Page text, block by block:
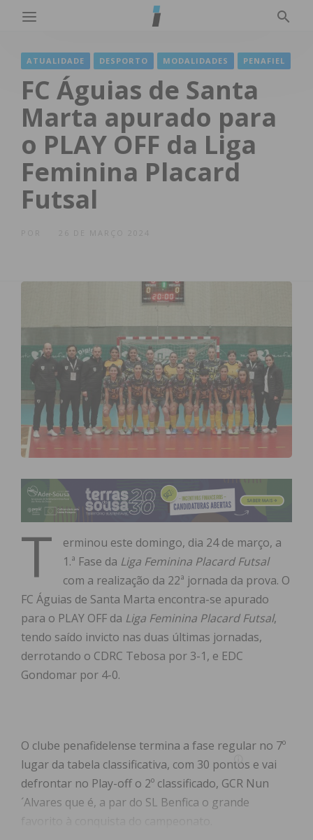
ATUALIDADE DESPORTO MODALIDADES PENAFIEL
FC Águias de Santa
Marta apurado para
o PLAY OFF da Liga
Feminina Placard
Futsal
26 DE MARÇO 2024
T
erminou este domingo, dia 24 de março, a
1.ª Fase da Liga Feminina Placard Futsal
com a realização da 22ª jornada da prova. O
FC Águias de Santa Marta encontra-se apurado
para o PLAY OFF da Liga Feminina Placard Futsal,
tendo saído invicto nas duas últimas jornadas,
derrotando o CDRC Tebosa por 3-1, e EDC
Gondomar por 4-0.
O clube penafidelense termina a fase regular no 7º
lugar da tabela classificativa, com 30 pontos e vai
defrontar no Play-off o 2º classificado, GCR Nun
´Alvares que é, a par do SL Benfica o grande